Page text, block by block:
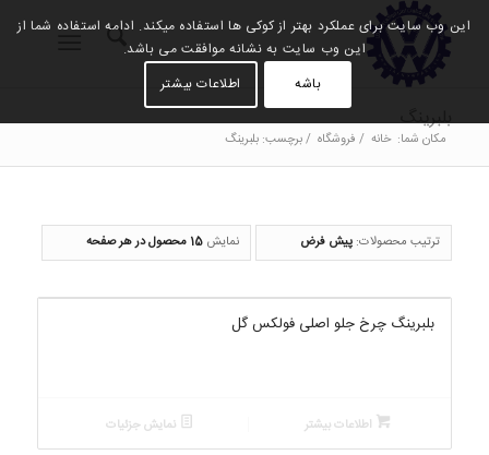
بلبرینگ
مکان شما: خانه / فروشگاه /برچسب: بلبرینگ
ترتیب محصولات: پیش فرض نمایش 15 محصول در هر صفحه
بلبرینگ چرخ جلو اصلی فولکس گل
اطلاعات بیشتر نمایش جزئیات
این وب سایت برای عملکرد بهتر از کوکی ها استفاده میکند. ادامه استفاده شما از
این وب سایت به نشانه موافقت می باشد.
باشه
اطلاعات بیشتر